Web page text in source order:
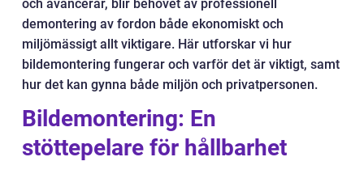
och avancerar, blir behovet av professionell
demontering av fordon både ekonomiskt och
miljömässigt allt viktigare. Här utforskar vi hur
bildemontering fungerar och varför det är viktigt, samt
hur det kan gynna både miljön och privatpersonen.
Bildemontering: En
stöttepelare för hållbarhet